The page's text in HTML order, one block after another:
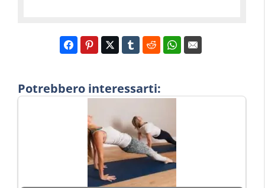
Potrebbero interessarti: